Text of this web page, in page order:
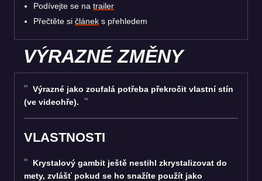
Podívejte se na trailer
Přečtěte si článek s přehledem
VÝRAZNÉ ZMĚNY
Výrazné jako zoufalá potřeba překročit vlastní stín
(ve videohře).
VLASTNOSTI
Krystalový gambit ještě nestihl zkrystalizovat do
mety, zvlášť pokud se ho snažíte použít jako